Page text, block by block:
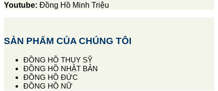
Youtube: Đồng Hồ Minh Triệu
SẢN PHẨM CỦA CHÚNG TÔI
ĐỒNG HỒ THỤY SỸ
ĐỒNG HỒ NHẬT BẢN
ĐỒNG HỒ ĐỨC
ĐỒNG HỒ NỮ